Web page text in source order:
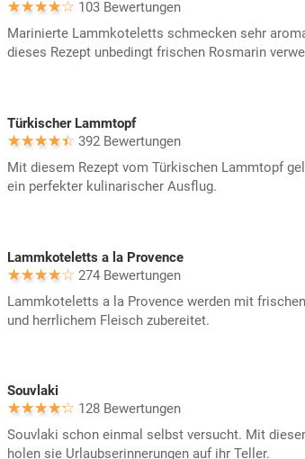
103 Bewertungen
Marinierte Lammkoteletts schmecken sehr
dieses Rezept unbedingt frischen Rosmarin
Türkischer Lammtopf
392 Bewertungen
Mit diesem Rezept vom Türkischen Lammtopf
ein perfekter kulinarischer Ausflug.
Lammkoteletts a la Provence
274 Bewertungen
Lammkoteletts a la Provence werden mit
und herrlichem Fleisch zubereitet.
Souvlaki
128 Bewertungen
Souvlaki schon einmal selbst versucht. Mit
holen sie Urlaubserinnerungen auf ihr Teller.